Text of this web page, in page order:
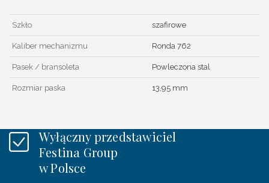
Szkło szafirowe
Kaliber mechanizmu Ronda 762
Pasek / bransoleta Powleczona stal
Rozmiar paska 13,95 mm
Wyłączny przedstawiciel
Festina Group
w Polsce